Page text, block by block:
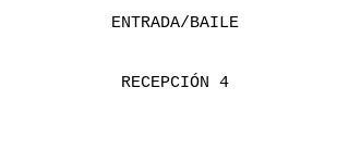
ENTRADA/BAILE
RECEPCIÓN 4